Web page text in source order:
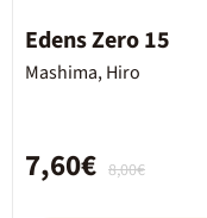
Edens Zero 15
Mashima, Hiro
8,00€
7,60€